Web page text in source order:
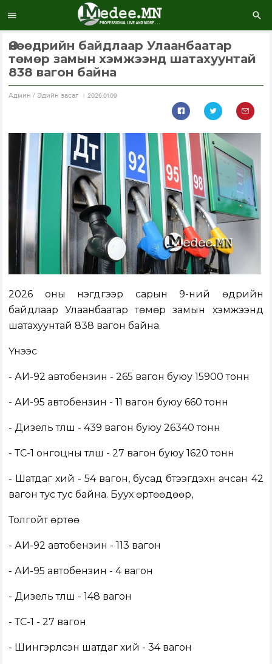
Өнөөдрийн байдлаар Улаанбаатар
төмөр замын хэмжээнд шатахуунтай
838 вагон байна
Aдмин / Эдийн засаг 2026.01.09
2026 оны нэгдүгээр сарын 9-ний өдрийн
байдлаар Улаанбаатар төмөр замын хэмжээнд
шатахуунтай 838 вагон байна.
Үүнээс
- АИ-92 автобензин - 265 вагон буюу 15900 тонн
- АИ-95 автобензин - 11 вагон буюу 660 тонн
- Дизель түлш - 439 вагон буюу 26340 тонн
- ТС-1 онгоцны түлш - 27 вагон буюу 1620 тонн
- Шатдаг хий - 54 вагон, бусад бүтээгдэхүүн ачсан 42
вагон тус тус байна. Буух өртөөдөөр,
Толгойт өртөө
- АИ-92 автобензин - 113 вагон
- АИ-95 автобензин - 4 вагон
- Дизель түлш - 148 вагон
- ТС-1 - 27 вагон
- Шингэрүүлсэн шатдаг хий - 34 вагон